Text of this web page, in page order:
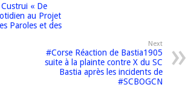
« De
au Projet
Paroles et des
Next
#Corse Réaction de Bastia1905
suite à la plainte contre X du SC
Bastia après les incidents de
#SCBOGCN